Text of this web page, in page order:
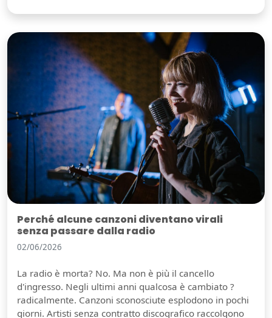
Perché alcune canzoni diventano virali
senza passare dalla radio
02/06/2026
La radio è morta? No. Ma non è più il cancello
d'ingresso. Negli ultimi anni qualcosa è cambiato ?
radicalmente. Canzoni sconosciute esplodono in pochi
giorni. Artisti senza contratto discografico raccolgono